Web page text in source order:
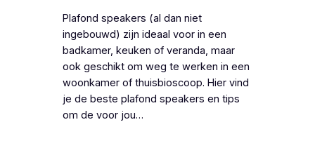
Plafond speakers (al dan niet
ingebouwd) zijn ideaal voor in een
badkamer, keuken of veranda, maar
ook geschikt om weg te werken in een
woonkamer of thuisbioscoop. Hier vind
je de beste plafond speakers en tips
om de voor jou…